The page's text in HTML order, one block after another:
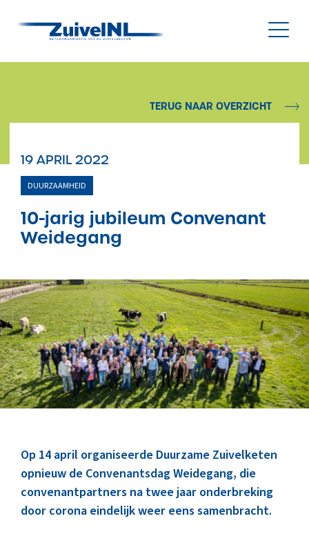
Duurzaamheid
Diergezondheid
Onderzoek & Innovatie
Gegevensbeheer & Verstrekking
Marktinformatie
Thema’s & Over ZuivelNL
TERUG NAAR OVERZICHT
19 APRIL 2022
DUURZAAMHEID
10-jarig jubileum Convenant
Weidegang
Op 14 april organiseerde Duurzame Zuivelketen
opnieuw de Convenantsdag Weidegang, die
convenantpartners na twee jaar onderbreking
door corona eindelijk weer eens samenbracht.